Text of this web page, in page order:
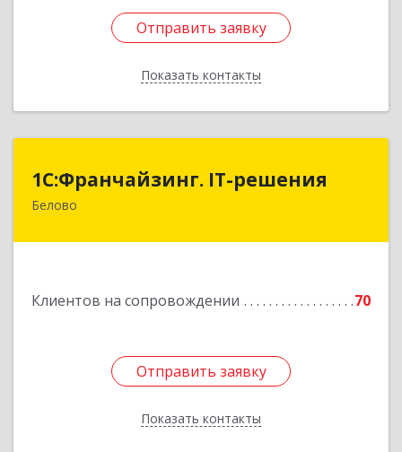
Отправить заявку
Показать контакты
Отправить заявку
Назад
1С:Франчайзинг. IT-решения
Белово
Клиентов на сопровождении 70
Отправить заявку
Показать контакты
1С:Франчайзинг. IT-решения
Отправить заявку
Назад